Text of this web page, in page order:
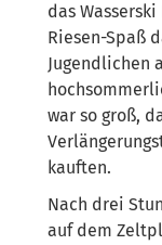
das
Riesen-Spaß
Jugendlichen
war so groß,
kauften.
Nach drei
auf dem